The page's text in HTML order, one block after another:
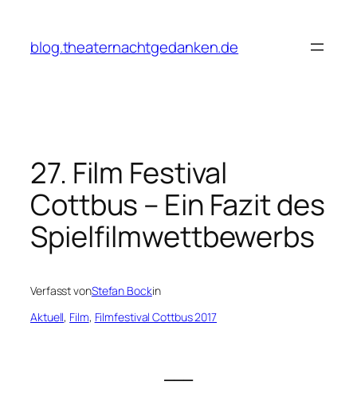
springen
blog.theaternachtgedanken.de
27. Film Festival
Cottbus – Ein Fazit des
Spielfilmwettbewerbs
Verfasst vonStefan Bockin
Aktuell, Film, Filmfestival Cottbus 2017